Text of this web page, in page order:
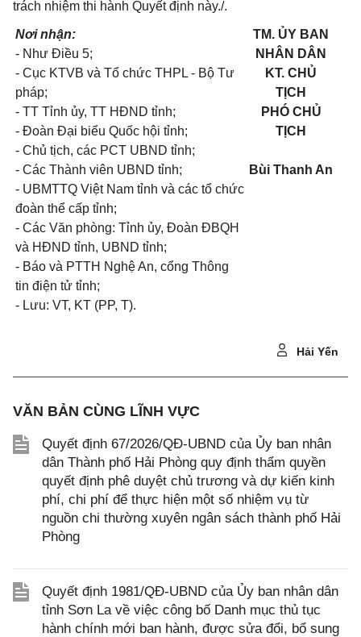
trách nhiệm thi hành Quyết định này./.
Nơi nhận:
- Như Điều 5;
- Cục KTVB và Tổ chức THPL - Bộ Tư
pháp;
- TT Tỉnh ủy, TT HĐND tỉnh;
- Đoàn Đại biểu Quốc hội tỉnh;
- Chủ tịch, các PCT UBND tỉnh;
- Các Thành viên UBND tỉnh;
- UBMTTQ Việt Nam tỉnh và các tổ chức
đoàn thể cấp tỉnh;
- Các Văn phòng: Tỉnh ủy, Đoàn ĐBQH
và HĐND tỉnh, UBND tỉnh;
- Báo và PTTH Nghệ An, cổng Thông
tin điện tử tỉnh;
- Lưu: VT, KT (PP, T).
TM. ỦY BAN
NHÂN DÂN
KT. CHỦ
TỊCH
PHÓ CHỦ
TỊCH
Bùi Thanh An
Hải Yến
VĂN BẢN CÙNG LĨNH VỰC
Quyết định 67/2026/QĐ-UBND của Ủy ban nhân
dân Thành phố Hải Phòng quy định thẩm quyền
quyết định phê duyệt chủ trương và dự kiến kinh
phí, chi phí để thực hiện một số nhiệm vụ từ
nguồn chi thường xuyên ngân sách thành phố Hải
Phòng
Quyết định 1981/QĐ-UBND của Ủy ban nhân dân
tỉnh Sơn La về việc công bố Danh mục thủ tục
hành chính mới ban hành, được sửa đổi, bổ sung